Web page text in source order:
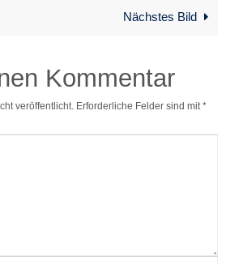
Nächstes Bild
Kommentar
veröffentlicht. Erforderliche Felder sind mit *